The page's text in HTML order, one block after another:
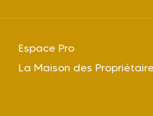
Espace Pro
La Maison des